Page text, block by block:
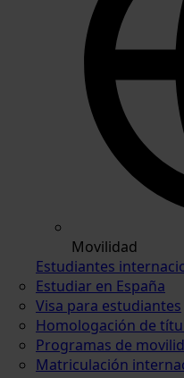
Movilidad
Estudiantes
Estudiar en España
Visa para estudiantes
Homologación de
Programas de
Matriculación